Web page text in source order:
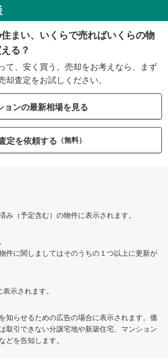
まい、いくらで売ればいくらの物
る？
て、安く買う。売却をお考えなら、まず
却査定をお試しください。
ョンの最新相場を見る
定を依頼する （無料）
み（予定含む）の物件に表示されます。
件に関しましてはそのうちの１つ以上に更新が
示されます。
知らせるための広告の場合に表示されます。価
取引できない分譲宅地や新築住宅、マンション
を告知します。